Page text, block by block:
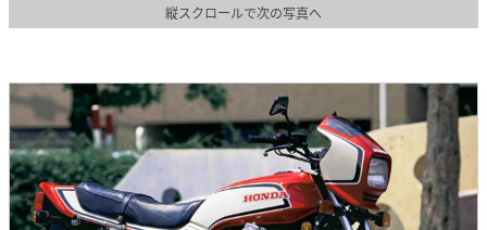
縦スクロールで次の写真へ